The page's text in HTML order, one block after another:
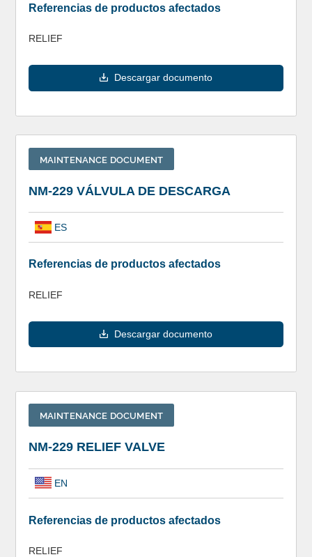
Referencias de productos afectados
RELIEF
Descargar documento
MAINTENANCE DOCUMENT
NM-229 VÁLVULA DE DESCARGA
ES
Referencias de productos afectados
RELIEF
Descargar documento
MAINTENANCE DOCUMENT
NM-229 RELIEF VALVE
EN
Referencias de productos afectados
RELIEF